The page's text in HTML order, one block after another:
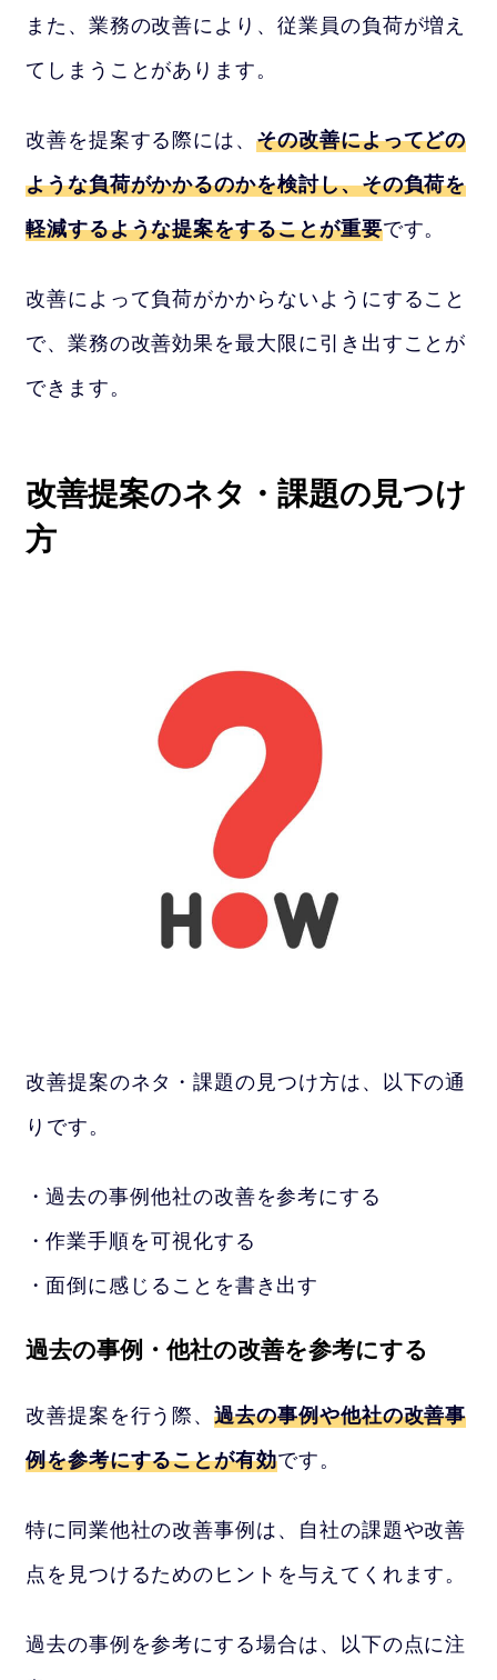
また、業務の改善により、従業員の負荷が増え
てしまうことがあります。
改善を提案する際には、その改善によってどの
ような負荷がかかるのかを検討し、その負荷を
軽減するような提案をすることが重要です。
改善によって負荷がかからないようにすること
で、業務の改善効果を最大限に引き出すことが
できます。
改善提案のネタ・課題の見つけ
方
改善提案のネタ・課題の見つけ方は、以下の通
りです。
過去の事例他社の改善を参考にする
作業手順を可視化する
面倒に感じることを書き出す
過去の事例・他社の改善を参考にする
改善提案を行う際、過去の事例や他社の改善事
例を参考にすることが有効です。
特に同業他社の改善事例は、自社の課題や改善
点を見つけるためのヒントを与えてくれます。
過去の事例を参考にする場合は、以下の点に注